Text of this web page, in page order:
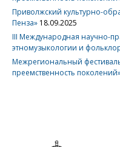
Приволжский культурно-
Пенза» 18.09.2025
III Международная научно-
этномузыкологии и
Межрегиональный
преемственность